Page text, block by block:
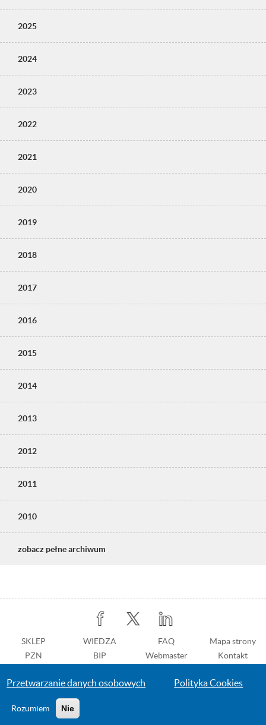
2025
2024
2023
2022
2021
2020
2019
2018
2017
2016
2015
2014
2013
2012
2011
2010
zobacz pełne archiwum
StopkaSKLEP
WIEDZA
PZN
BIP
Mapa strony
FAQ
Kontakt
Webmaster
© 2016 Polski Komitet Normalizacyjny
Przetwarzanie danych osobowych Polityka Cookies
Rozumiem Nie